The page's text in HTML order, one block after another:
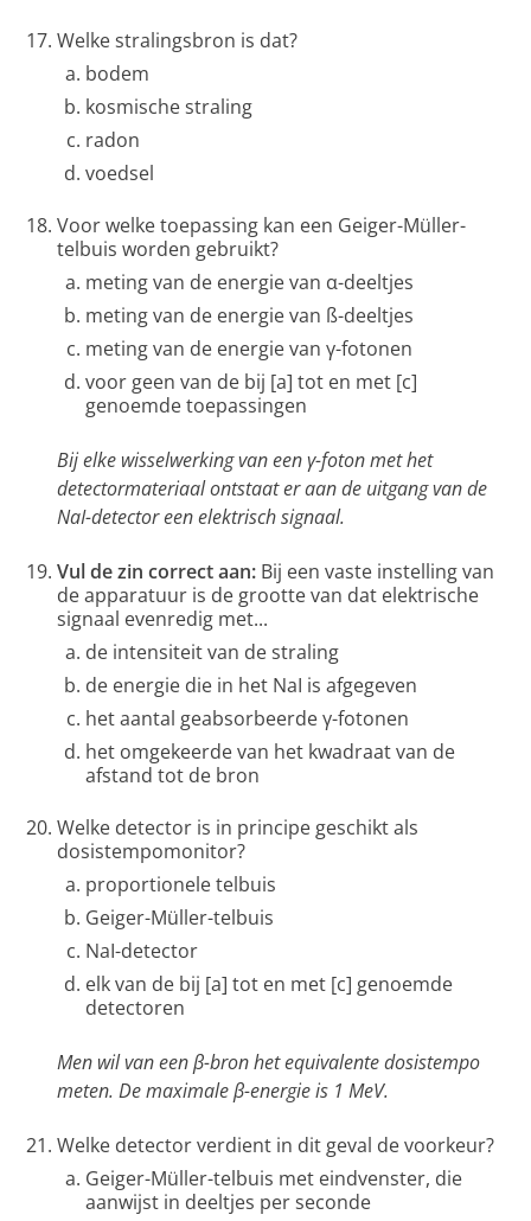
Welke stralingsbron is dat?
bodem
kosmische straling
radon
voedsel
Voor welke toepassing kan een Geiger-Müller-
telbuis worden gebruikt?
meting van de energie van α-deeltjes
meting van de energie van ß-deeltjes
meting van de energie van γ-fotonen
voor geen van de bij [a] tot en met [c]
genoemde toepassingen
Bij elke wisselwerking van een γ-foton met het
detectormateriaal ontstaat er aan de uitgang van de
NaI-detector een elektrisch signaal.
Vul de zin correct aan: Bij een vaste instelling van
de apparatuur is de grootte van dat elektrische
signaal evenredig met...
de intensiteit van de straling
de energie die in het NaI is afgegeven
het aantal geabsorbeerde γ-fotonen
het omgekeerde van het kwadraat van de
afstand tot de bron
Welke detector is in principe geschikt als
dosistempomonitor?
proportionele telbuis
Geiger-Müller-telbuis
NaI-detector
elk van de bij [a] tot en met [c] genoemde
detectoren
Men wil van een β-bron het equivalente dosistempo
meten. De maximale β-energie is 1 MeV.
Welke detector verdient in dit geval de voorkeur?
Geiger-Müller-telbuis met eindvenster, die
aanwijst in deeltjes per seconde